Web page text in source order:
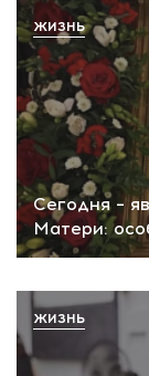
Сегодня –
Матери:
ЖИЗНЬ
ЖИЗНЬ